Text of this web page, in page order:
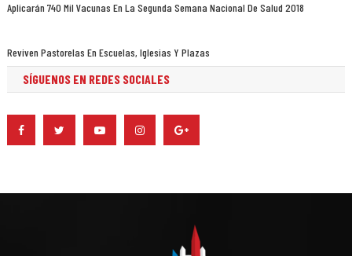
Aplicarán 740 Mil Vacunas En La Segunda Semana Nacional De Salud 2018
Reviven Pastorelas En Escuelas, Iglesias Y Plazas
SÍGUENOS EN REDES SOCIALES